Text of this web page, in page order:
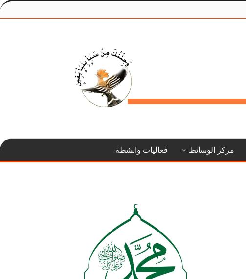
مركز الوسائط فعاليات وانشطة